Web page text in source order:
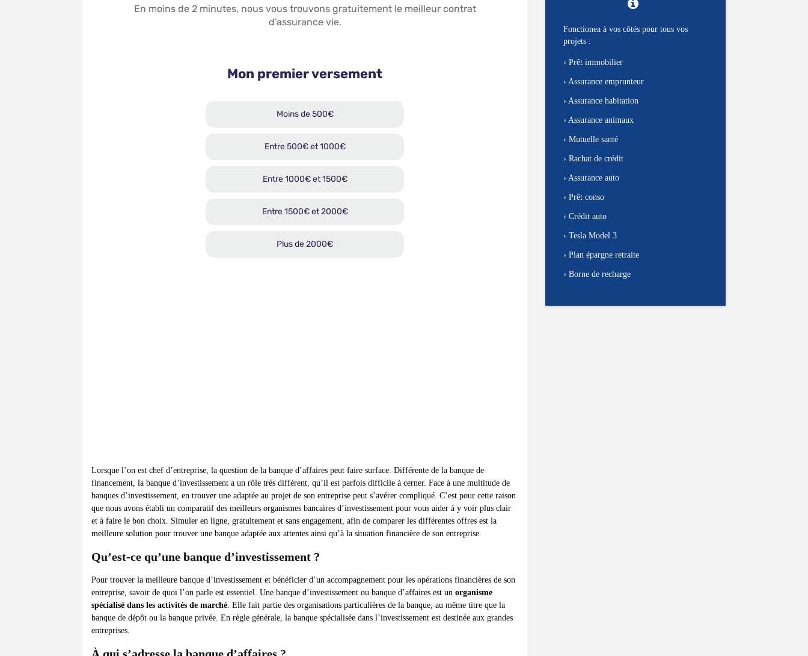
Lorsque l’on est chef d’entreprise, la question de la banque d’affaires peut faire surface. Différente de la banque de
financement, la banque d’investissement a un rôle très différent, qu’il est parfois difficile à cerner. Face à une multitude de
banques d’investissement, en trouver une adaptée au projet de son entreprise peut s’avérer compliqué. C’est pour cette raison
que nous avons établi un comparatif des meilleurs organismes bancaires d’investissement pour vous aider à y voir plus clair
et à faire le bon choix. Simuler en ligne, gratuitement et sans engagement, afin de comparer les différentes offres est la
meilleure solution pour trouver une banque adaptée aux attentes ainsi qu’à la situation financière de son entreprise.
Qu’est-ce qu’une banque d’investissement ?
Pour trouver la meilleure banque d’investissement et bénéficier d’un accompagnement pour les opérations financières de son
entreprise, savoir de quoi l’on parle est essentiel. Une banque d’investissement ou banque d’affaires est un organisme
spécialisé dans les activités de marché. Elle fait partie des organisations particulières de la banque, au même titre que la
banque de dépôt ou la banque privée. En règle générale, la banque spécialisée dans l’investissement est destinée aux grandes
entreprises.
Fonctionea à vos côtés pour tous vos
projets :
› Prêt immobilier
› Assurance emprunteur
› Assurance habitation
› Assurance animaux
› Mutuelle santé
› Rachat de crédit
› Assurance auto
› Prêt conso
› Crédit auto
› Tesla Model 3
› Plan épargne retraite
› Borne de recharge